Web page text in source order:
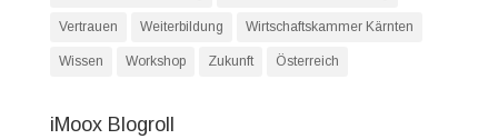
Vertrauen Weiterbildung Wirtschaftskammer Kärnten
Wissen Workshop Zukunft Österreich
iMoox Blogroll